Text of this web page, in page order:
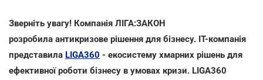
Зверніть увагу! Компанія ЛІГА:ЗАКОН
розробила антикризове рішення для бізнесу. IT-компанія
представила LIGA360 - екосистему хмарних рішень для
ефективної роботи бізнесу в умовах кризи. LIGA360